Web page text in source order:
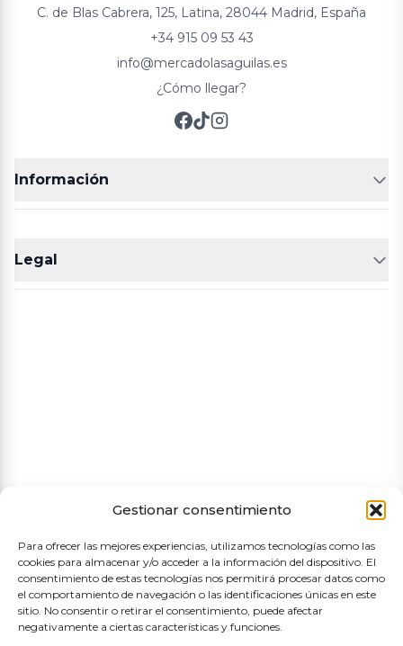
Gestionar consentimiento
Para ofrecer las mejores experiencias, utilizamos tecnologías como las
cookies para almacenar y/o acceder a la información del dispositivo. El
consentimiento de estas tecnologías nos permitirá procesar datos como
el comportamiento de navegación o las identificaciones únicas en este
sitio. No consentir o retirar el consentimiento, puede afectar
negativamente a ciertas características y funciones.
C. de Blas Cabrera, 125, Latina, 28044 Madrid, España
+34 915 09 53 43
info@mercadolasaguilas.es
¿Cómo llegar?
Información
FRUTERÍAS
POLLERÍA
CHARCUTERIA
Legal
Aviso legal